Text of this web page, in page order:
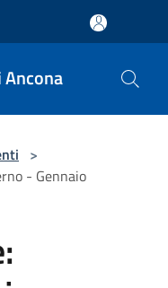
Ancona
>
- Gennaio